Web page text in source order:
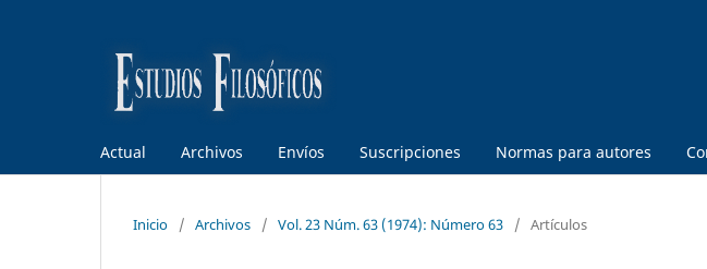
Actual Archivos Envíos Suscripciones Normas para autores
Inicio / Archivos / Vol. 23 Núm. 63 (1974): Número 63 / Artículos